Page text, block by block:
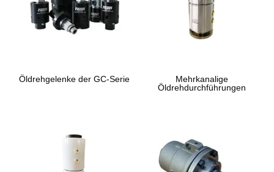
Öldrehgelenke der GC-Serie
Mehrkanalige
Öldrehdurchführungen